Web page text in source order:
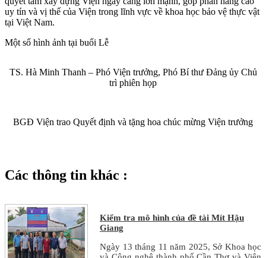
uy tín và vị thế của Viện trong lĩnh vực về khoa học bảo vệ thực vật
tại Việt Nam.
Một số hình ảnh tại buổi Lễ
TS. Hà Minh Thanh – Phó Viện trưởng, Phó Bí thư Đảng ủy Chủ
trì phiên họp
BGĐ Viện trao Quyết định và tặng hoa chúc mừng Viện trưởng
Các thông tin khác :
Kiểm tra mô hình của đề tài Mít Hậu
Giang
Ngày 13 tháng 11 năm 2025, Sở Khoa học